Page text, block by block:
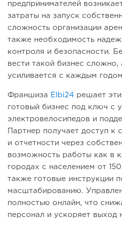
предпринимателей
затраты на запуск
сложность организации
также необходимость
контроля и безопасности.
вести такой бизнес сложно,
усиливается с каждым
Франшиза Elbi24 решает
готовый бизнес под ключ с
электровелосипедов и
Партнер получает доступ к
и отчетности через
возможность работы как в
городах с населением от
также готовые инструкции
масштабированию.
полностью онлайн, что
персонал и ускоряет выход